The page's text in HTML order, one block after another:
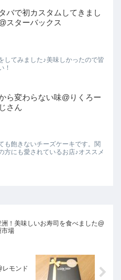
バで初カスタムしてきまし
スターバックス
してみました♪美味しかったので皆
！
ら変わらない味@りくろー
さん
も飽きないチーズケーキです。関
方にも愛されているお店♪オススメ
洲！美味しいお寿司を食べました@
市場
レモンド